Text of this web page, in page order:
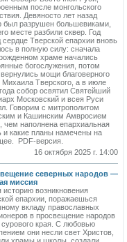
после монгольского
Девяносто лет назад
был разрушен большевиками,
месте разбили сквер. Год
сердце Тверской епархии вновь
в полную силу: сначала
храме начались
богослужения, потом
мощи благоверного
Михаила Тверского, а в июле
собор освятил Святейший
Московский и всея Руси
Говорим с митрополитом
и Кашинским Амвросием
чем наполнена епархиальная
и какие планы намечены на
PDF-версия.
16 октября 2025 г. 14:00
северных народов —
миссия
историю возникновения
епархии, поражаешься
вкладу православных
в просвещение народов
сурового края. С любовью
они несли свет Христов,